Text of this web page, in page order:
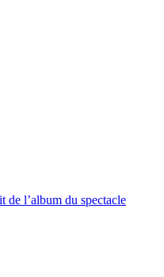
l’album du spectacle